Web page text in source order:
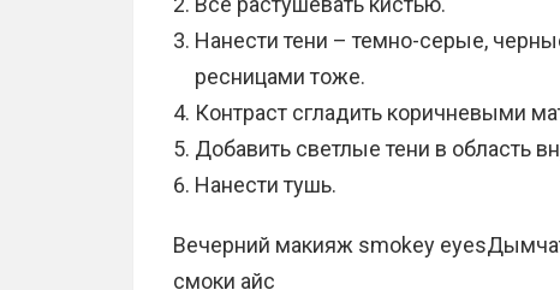
Нанести тени – темно-серые,
ресницами тоже.
Контраст сгладить коричневыми
Добавить светлые тени в область
Нанести тушь.
Вечерний макияж smokey
смоки айс